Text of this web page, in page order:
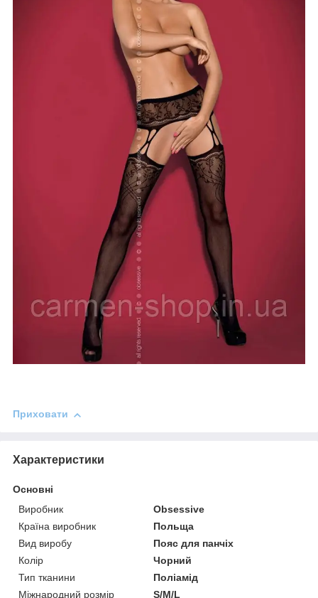
Приховати
Характеристики
Основні
Виробник
Obsessive
Країна виробник
Польща
Вид виробу
Пояс для панчіх
Колір
Чорний
Тип тканини
Поліамід
Міжнародний розмір
S/M/L